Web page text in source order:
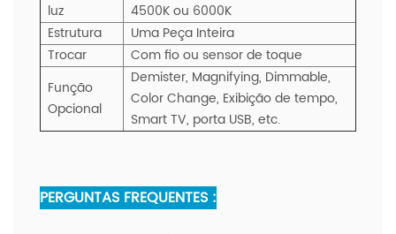
luz
4500K ou 6000K
Estrutura
Uma Peça Inteira
Trocar
Com fio ou sensor de toque
Função
Opcional
Demister, Magnifying, Dimmable,
Color Change, Exibição de tempo,
Smart TV, porta USB, etc.
PERGUNTAS FREQUENTES :